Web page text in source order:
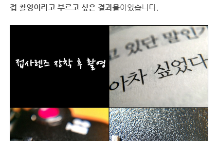
접 촬영이라고 부르고 싶은 결과물이었습니다.